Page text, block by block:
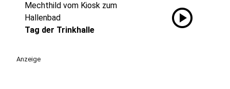
Mechthild vom Kiosk zum
Hallenbad
Tag der Trinkhalle
play_circle
Anzeige